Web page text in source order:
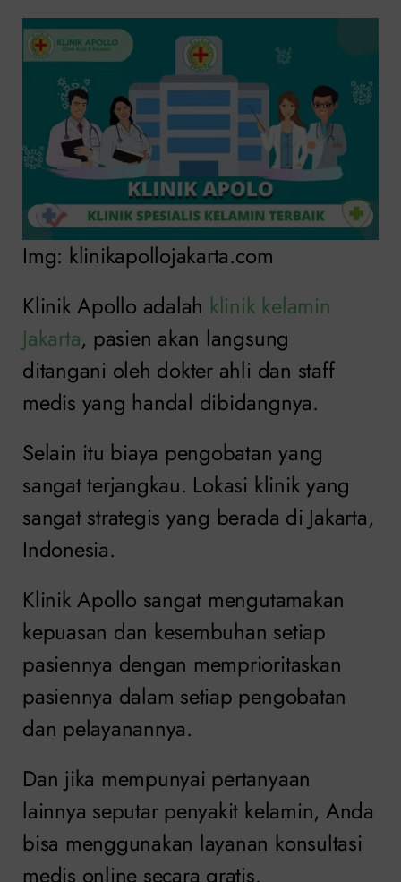
Img: klinikapollojakarta.com
Klinik Apollo adalah klinik kelamin
Jakarta, pasien akan langsung
ditangani oleh dokter ahli dan staff
medis yang handal dibidangnya.
Selain itu biaya pengobatan yang
sangat terjangkau. Lokasi klinik yang
sangat strategis yang berada di Jakarta,
Indonesia.
Klinik Apollo sangat mengutamakan
kepuasan dan kesembuhan setiap
pasiennya dengan memprioritaskan
pasiennya dalam setiap pengobatan
dan pelayanannya.
Dan jika mempunyai pertanyaan
lainnya seputar penyakit kelamin, Anda
bisa menggunakan layanan konsultasi
medis online secara gratis.